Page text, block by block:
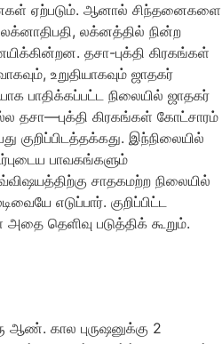
ஏற்படும். ஆனால் சிந்தனைகளை
லக்னத்தில் நின்ற
தசா-புக்தி கிரகங்கள்
உறுதியாகவும் ஜாதகர்
பாதிக்கப்பட்ட நிலையில் ஜாதகர்
தசா—புக்தி கிரகங்கள் கோட்சாரம்
குறிப்பிடத்தக்கது. இந்நிலையில்
பாவகங்களும்
சாதகமற்ற நிலையில்
எடுப்பார். குறிப்பிட்ட
தெளிவு படுத்திக் கூறும்.
ஆண். கால புருஷனுக்கு 2